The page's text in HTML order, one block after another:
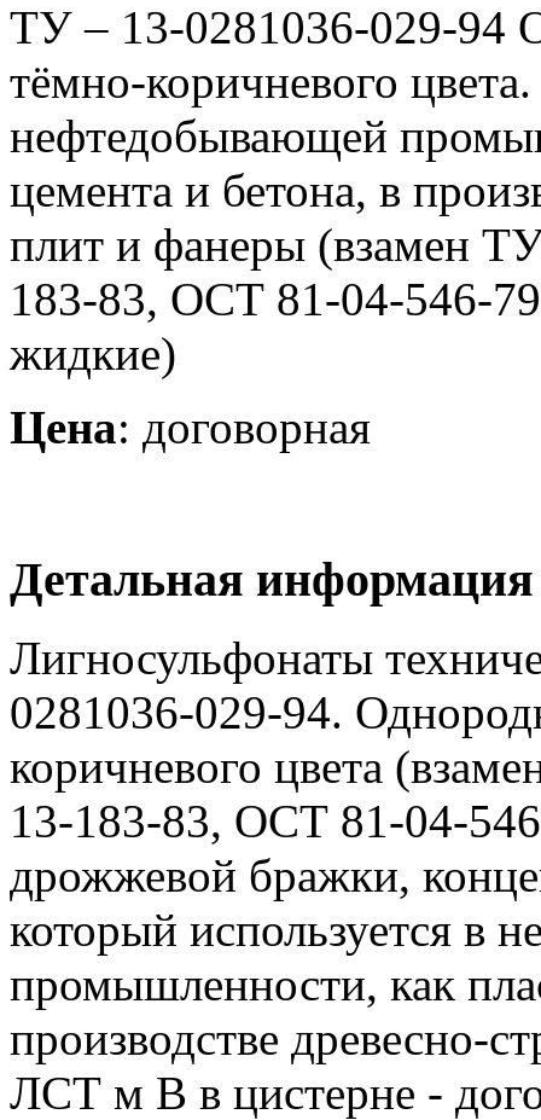
ТУ – 13-0281036-029-94
тёмно-коричневого
нефтедобывающей
цемента и бетона, в
плит и фанеры (взамен
183-83, ОСТ 81-04-546-
жидкие)
Цена: договорная
Детальная информация
Лигносульфонаты
0281036-029-94.
коричневого цвета
13-183-83, ОСТ 81-04-
дрожжевой бражки,
который используется в
промышленности, как
производстве древесно-
ЛСТ м В в цистерне -